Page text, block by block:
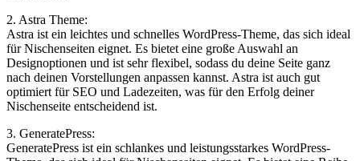
2. Astra Theme:
Astra ist ein leichtes ⁤und schnelles WordPress-Theme, das sich ideal
für Nischenseiten ‍eignet. Es bietet eine große ⁤Auswahl an
Designoptionen und ist sehr flexibel, sodass du deine ​Seite ganz
nach ⁢deinen⁤ Vorstellungen anpassen kannst. Astra ist auch gut
optimiert für SEO⁢ und Ladezeiten, was für den Erfolg ⁤deiner
Nischenseite entscheidend ist.
3.​ GeneratePress:
GeneratePress ist ein‌ schlankes und ⁢leistungsstarkes WordPress-